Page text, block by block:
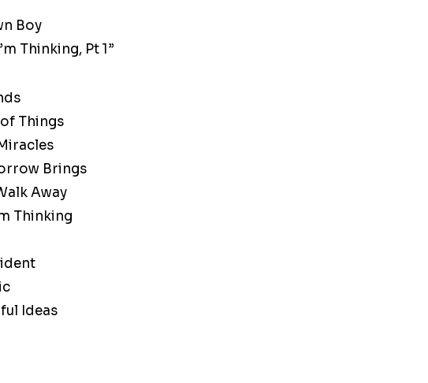
Boy
Thinking, Pt 1”
Things
Brings
Away
Thinking
Ideas